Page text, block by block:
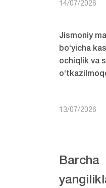
14/07/2026
Jismoniy
bo‘yicha
ochiqlik va
13/07/2026
Barcha